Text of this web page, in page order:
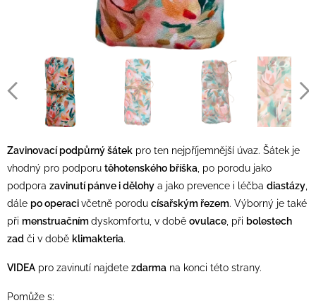
Zavinovací podpůrný šátek pro ten nejpříjemnější úvaz. Šátek je
vhodný pro podporu těhotenského bříška , po porodu jako
podpora zavinutí pánve i dělohy a jako prevence i léčba diastázy
dále po operacivčetně porodu císařským řezem. Výborný je také
při menstruačnímdyskomfortu, v době ovulace , při bolestech
zad či v době klimakteria.
VIDEA pro zavinutí najdete zdarma na konci této strany.
Pomůže s: